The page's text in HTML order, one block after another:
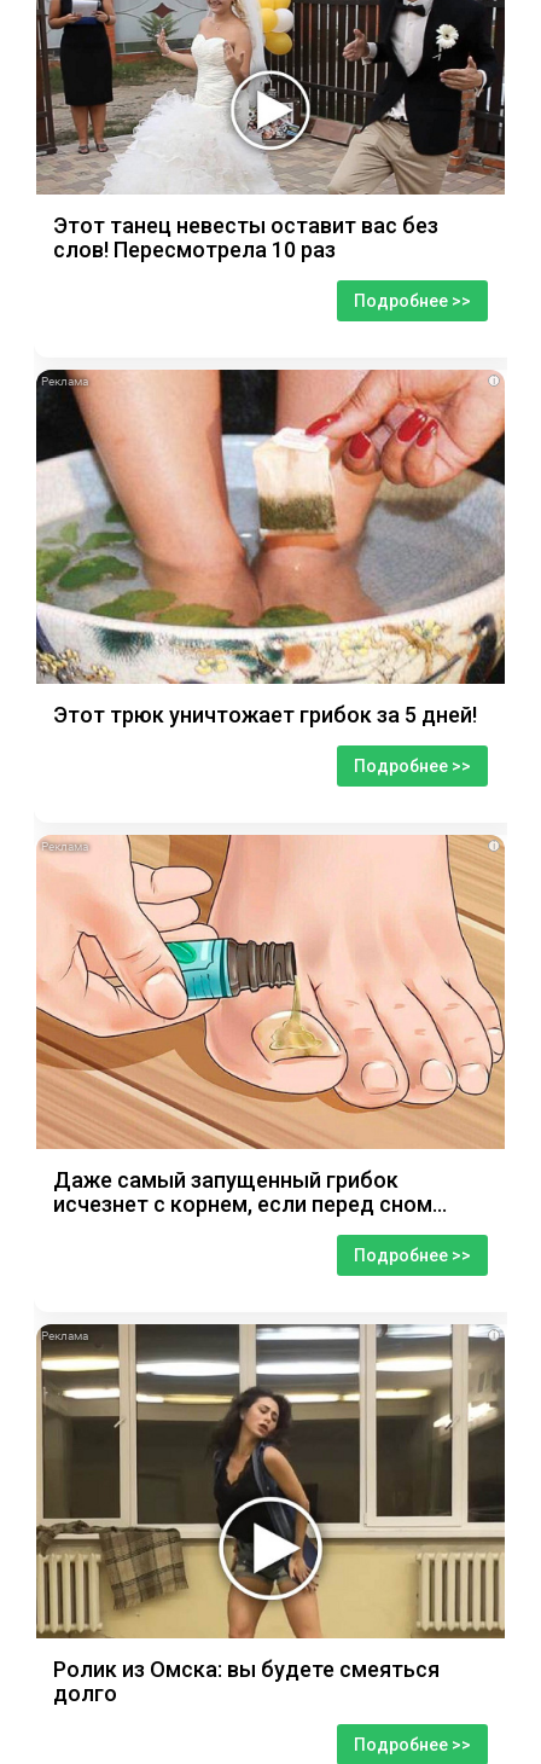
Этот танец невесты оставит вас без
слов! Пересмотрела 10 раз
Подробнее >>
i
Этот трюк уничтожает грибок за 5 дней!
Подробнее >>
i
Даже самый запущенный грибок
исчезнет с корнем, если перед сном…
Подробнее >>
i
Ролик из Омска: вы будете смеяться
долго
Подробнее >>